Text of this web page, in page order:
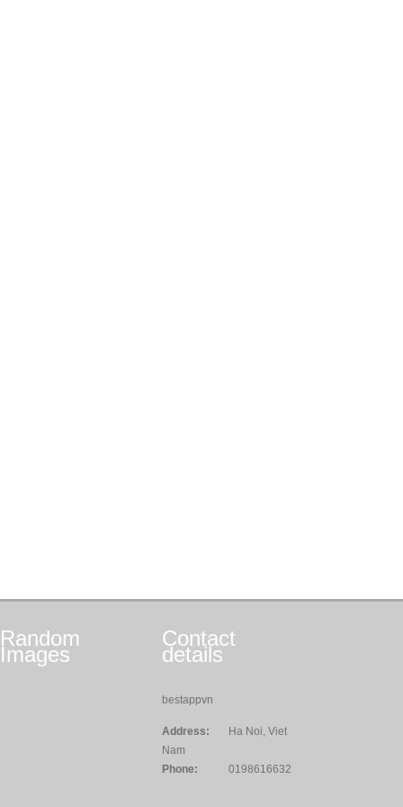
Random
Images
Contact
details
bestappvn
Address:
Ha Noi, Viet
Nam
Phone:
0198616632